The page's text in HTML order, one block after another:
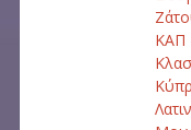
ΚΑΠ